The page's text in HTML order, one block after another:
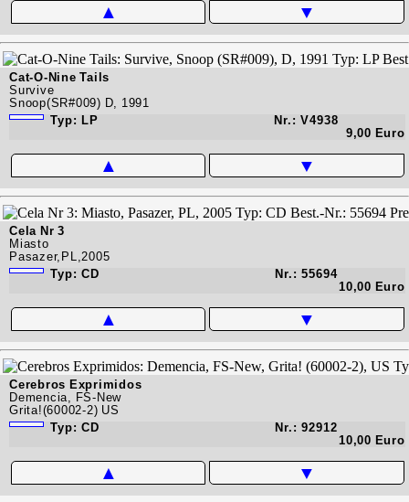
▲ ▼
Cat-O-Nine Tails
Survive
Snoop(SR#009) D, 1991
Typ: LP
Nr.: V4938
9,00 Euro
▲ ▼
Cela Nr 3
Miasto
Pasazer,PL,2005
Typ: CD
Nr.: 55694
10,00 Euro
▲ ▼
Cerebros Exprimidos
Demencia, FS-New
Grita!(60002-2) US
Typ: CD
Nr.: 92912
10,00 Euro
▲ ▼